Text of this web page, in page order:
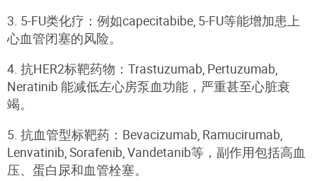
3. 5-FU类化疗：例如capecitabibe, 5-FU等能增加患上
心血管闭塞的风险。
4. 抗HER2标靶药物：Trastuzumab, Pertuzumab,
Neratinib 能减低左心房泵血功能，严重甚至心脏衰
竭。
5. 抗血管型标靶药：Bevacizumab, Ramucirumab,
Lenvatinib, Sorafenib, Vandetanib等，副作用包括高血
压、蛋白尿和血管栓塞。